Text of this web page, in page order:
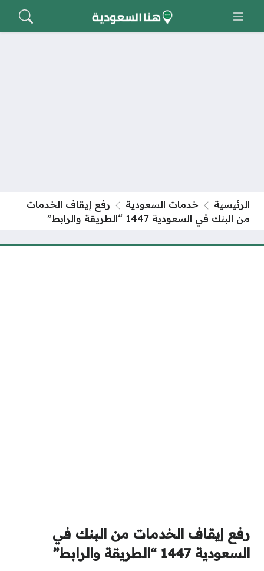
الرئيسية خدمات السعودية
رفع إيقاف الخدمات
من البنك في السعودية 1447 “الطريقة والرابط”
رفع إيقاف الخدمات من البنك في
السعودية 1447 “الطريقة والرابط”